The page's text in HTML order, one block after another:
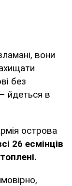
вони
без
йдеться в
острова
26 есмінців